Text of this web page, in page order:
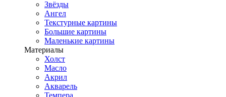
Звёзды
Ангел
Текстурные картины
Большие картины
Маленькие картины
Материалы
Холст
Масло
Акрил
Акварель
Темпера